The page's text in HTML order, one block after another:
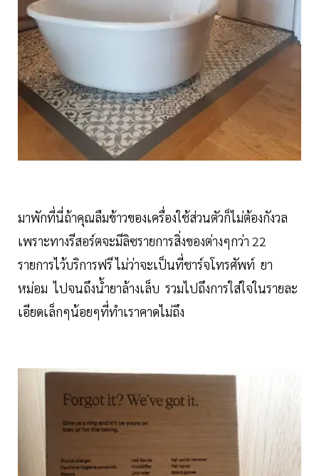
มาพักที่นี่ถ้าคุณลืมข้าวของเครื่องใช้ส่วนตัวก็ไม่ต้องกังวล
เพราะทางรีสอร์ตจะมีลิซรายการสิ่งของต่างๆกว่า 22
รายการไว้บริการฟรี ไม่ว่าจะเป็นที่ชาร์จโทรศัพท์ ยา
หม่อม ไปจนถึงน้ำยาล้างเล็บ รวมไปถึงการใส่ใจในรายละ
เอียดเล็กๆน้อยๆที่ทำเราคาดไม่ถึง